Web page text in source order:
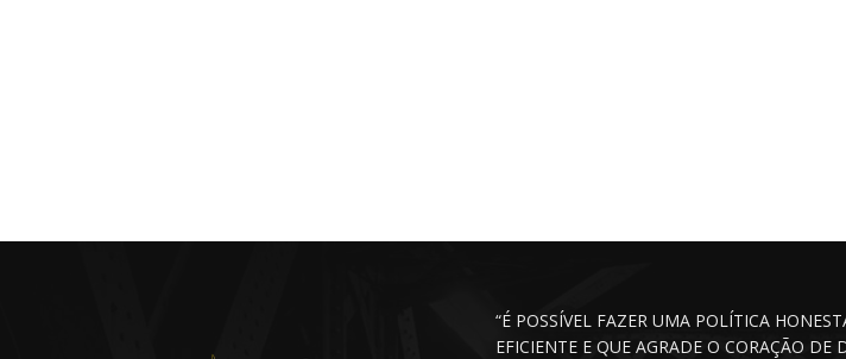
“É POSSÍVEL FAZER UMA POLÍTICA
EFICIENTE E QUE AGRADE O CORAÇÃO DE